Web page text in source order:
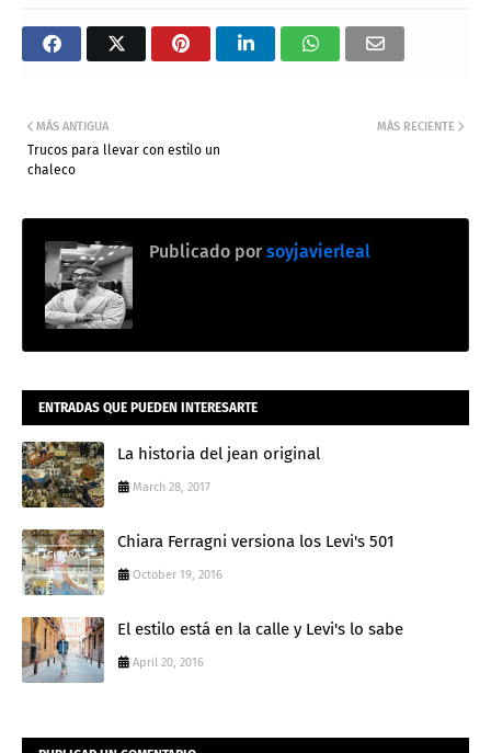
MÁS RECIENTE
MÁS ANTIGUA
Trucos para llevar con estilo un
chaleco
Publicado por soyjavierleal
ENTRADAS QUE PUEDEN INTERESARTE
La historia del jean original
March 28, 2017
Chiara Ferragni versiona los Levi's 501
October 19, 2016
El estilo está en la calle y Levi's lo sabe
April 20, 2016